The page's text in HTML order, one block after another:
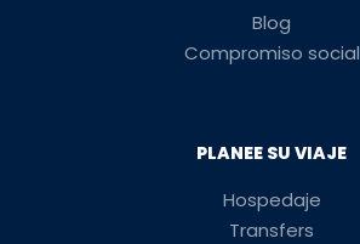
Blog
Compromiso social
PLANEE SU VIAJE
Hospedaje
Transfers